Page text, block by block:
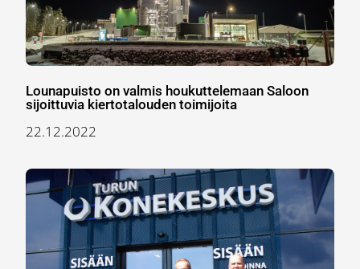
Lounapuisto on valmis houkuttelemaan Saloon
sijoittuvia kiertotalouden toimijoita
22.12.2022